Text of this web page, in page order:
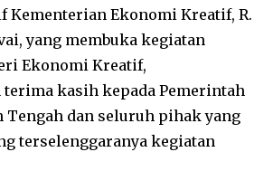
Kementerian Ekonomi Kreatif, R.
yang membuka kegiatan
Ekonomi Kreatif,
kasih kepada Pemerintah
Tengah dan seluruh pihak yang
terselenggaranya kegiatan